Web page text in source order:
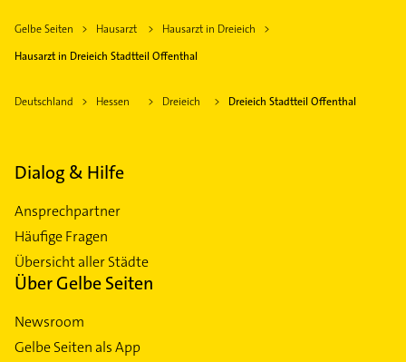
Gelbe Seiten Hausarzt
Hausarzt in Dreieich
Hausarzt in Dreieich Stadtteil Offenthal
Deutschland Hessen Dreieich Dreieich Stadtteil Offenthal
Dialog & Hilfe
Ansprechpartner
Häufige Fragen
Übersicht aller Städte
Über Gelbe Seiten
Newsroom
Gelbe Seiten als App